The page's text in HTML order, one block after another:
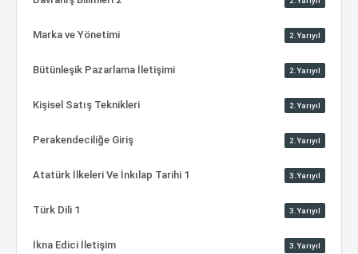
Marka ve Yönetimi 2.Yarıyıl
Bütünleşik Pazarlama İletişimi 2.Yarıyıl
Kişisel Satış Teknikleri 2.Yarıyıl
Perakendeciliğe Giriş 2.Yarıyıl
Atatürk İlkeleri Ve İnkılap Tarihi 1 3.Yarıyıl
Türk Dili 1 3.Yarıyıl
İkna Edici İletişim 3.Yarıyıl